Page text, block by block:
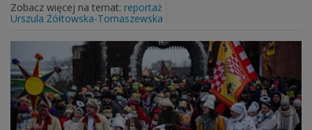
Zobacz więcej na temat: reportaż
Urszula Żółtowska-Tomaszewska